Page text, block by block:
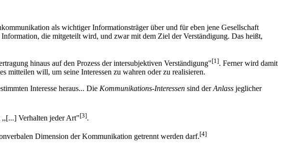
als wichtiger Informationsträger über und für eben jene Gesellschaft
die mitgeteilt wird, und zwar mit dem Ziel der Verständigung. Das heißt,
hinaus auf den Prozess der intersubjektiven Verständigung"[1]. Ferner wird damit
mitteilen will, um seine Interessen zu wahren oder zu realisieren.
Interesse heraus... Die Kommunikations-Interessen sind derAnlass jeglicher
Verhalten jeder Art"[3].
Dimension der Kommunikation getrennt werden darf.[4]